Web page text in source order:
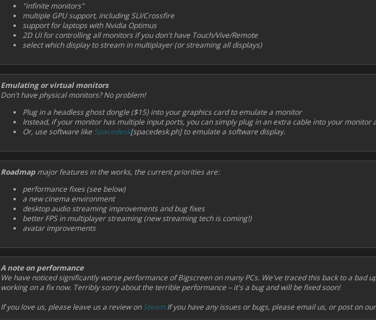
"infinite monitors"
multiple GPU support, including SLI/Crossfire
support for laptops with Nvidia Optimus
2D UI for controlling all monitors if you don't have Touch/Vive/Remote
select which display to stream in multiplayer (or streaming all displays)
Emulating or virtual monitors
Don't have physical monitors? No problem!
Plug in a headless ghost dongle ($15) into your graphics card to emulate a monitor
Instead, if your monitor has multiple input ports, you can simply plug in an extra cable into your monitor
Or, use software like Spacedesk[spacedesk.ph] to emulate a software display.
Roadmap major features in the works, the current priorities are:
performance fixes (see below)
a new cinema environment
desktop audio streaming improvements and bug fixes
better FPS in multiplayer streaming (new streaming tech is coming!)
avatar improvements
A note on performance
We have noticed significantly worse performance of Bigscreen on many PCs. We've traced this back to a bad
working on a fix now. Terribly sorry about the terrible performance – it's a bug and will be fixed soon!
If you love us, please leave us a review onSteam If you have any issues or bugs, please email us, or post on